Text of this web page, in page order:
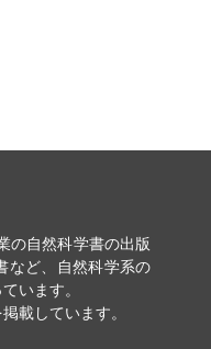
の自然科学書の出版
など、自然科学系の
います。
載しています。